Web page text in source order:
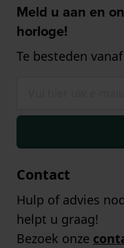
Meld u aan en
horloge!
Te besteden
Contact
Hulp of advies
helpt u graag!
Bezoek onze